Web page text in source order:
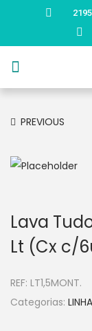
PREVIOUS
Lava
Lt (Cx c/
REF: LT1,5MONT.
Categorias: